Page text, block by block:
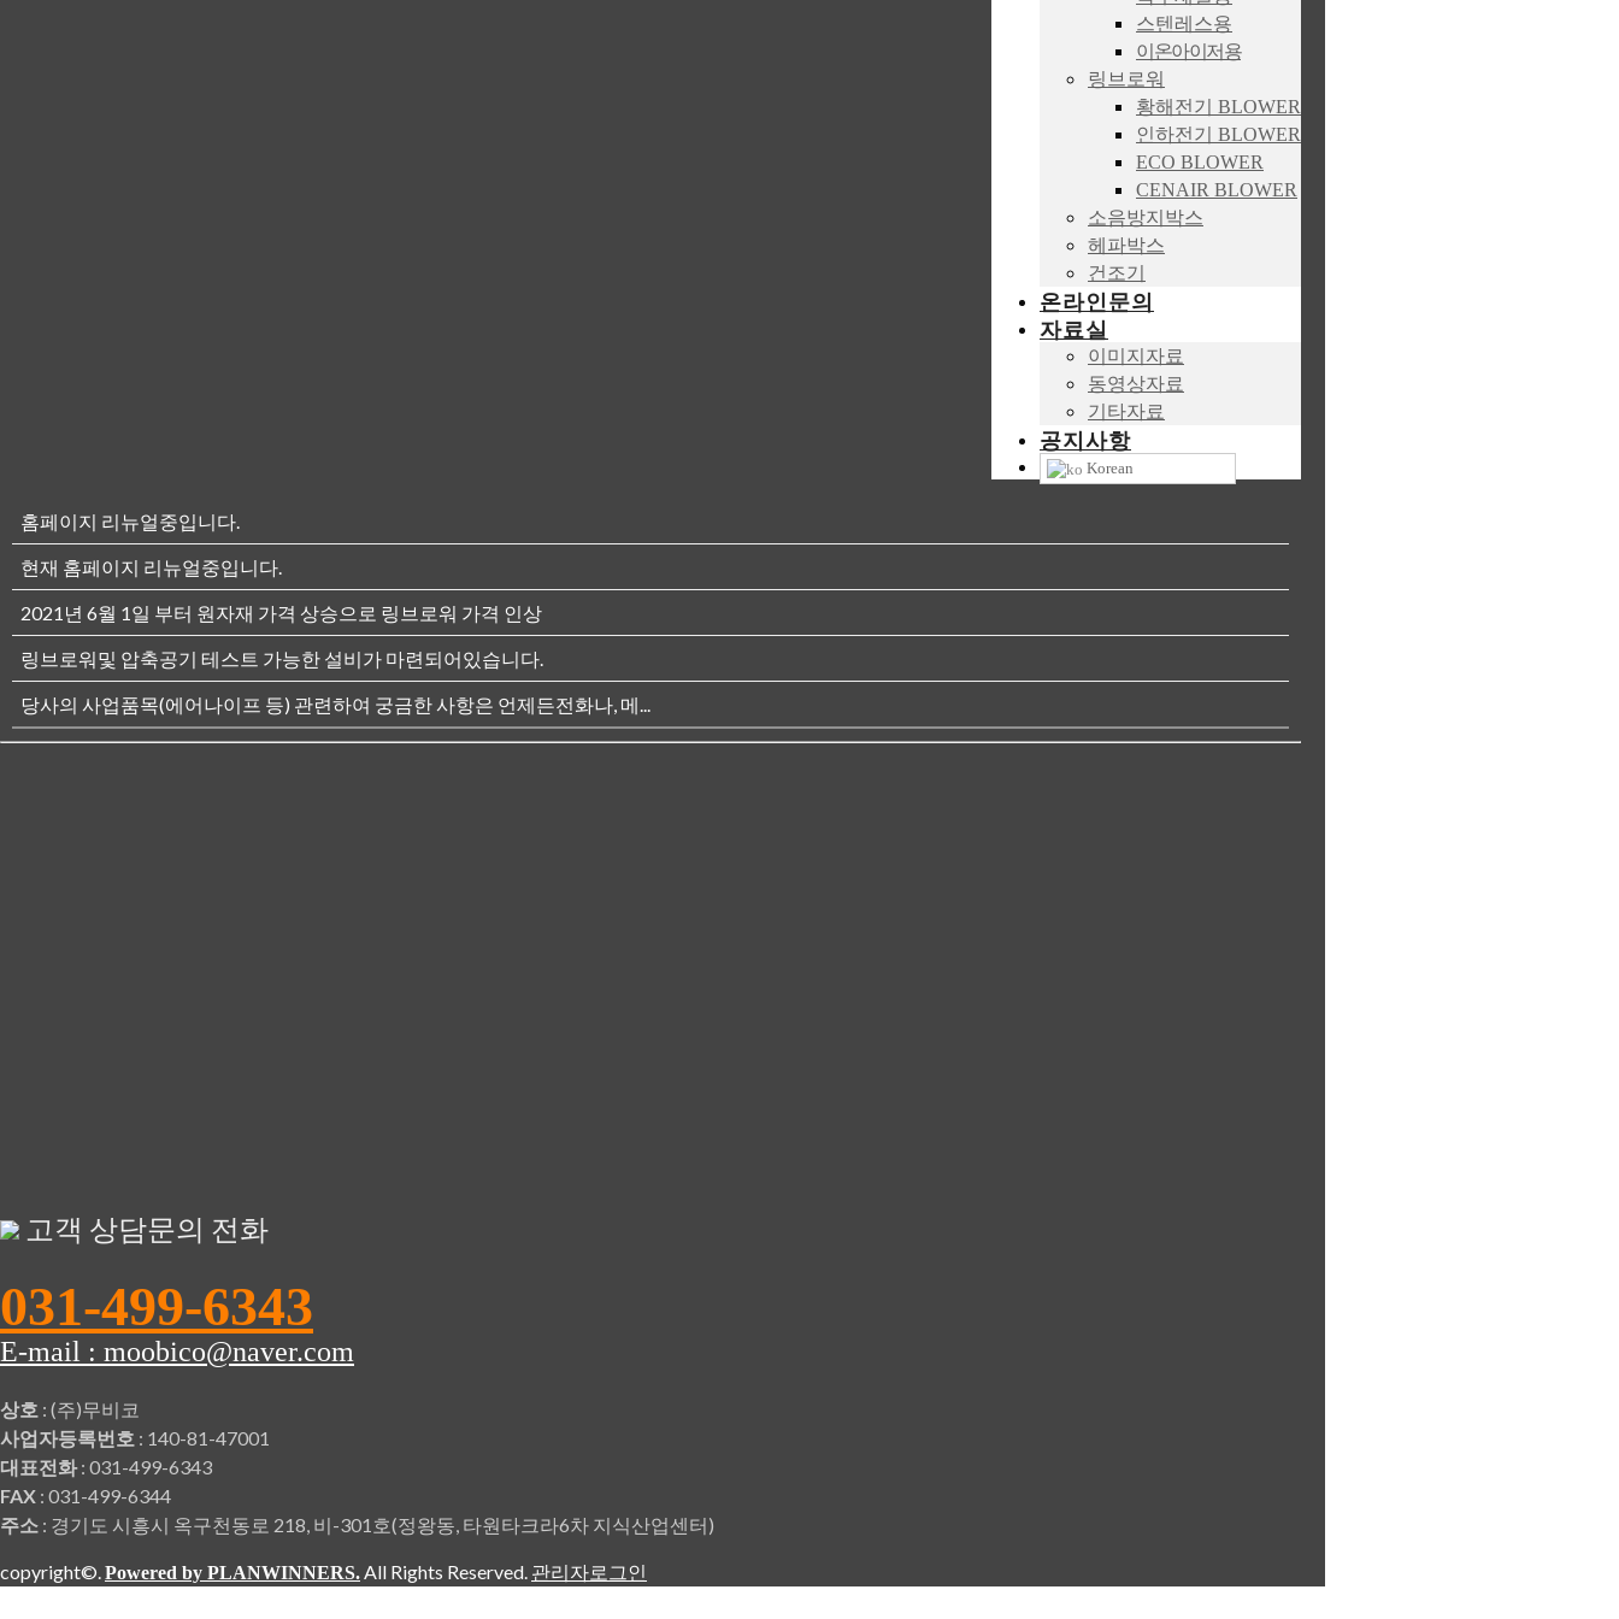
스텐레스용
이온아이저용
링브로워
황해전기 BLOWER
인하전기 BLOWER
ECO BLOWER
CENAIR BLOWER
소음방지박스
헤파박스
건조기
온라인문의
자료실
이미지자료
동영상자료
기타자료
공지사항
Korean
홈페이지 리뉴얼중입니다.
현재 홈페이지 리뉴얼중입니다.
2021년 6월 1일 부터 원자재 가격 상승으로 링브로워 가격 인상
링브로워및 압축공기 테스트 가능한 설비가 마련되어있습니다.
당사의 사업품목(에어나이프 등) 관련하여 궁금한 사항은 언제든전화나, 메...
고객 상담문의 전화
031-499-6343
E-mail : moobico@naver.com
상호 : (주)무비코
사업자등록번호 : 140-81-47001
대표전화: 031-499-6343
FAX : 031-499-6344
주소 : 경기도 시흥시 옥구천동로 218, 비-301호(정왕동, 타원타크라6차 지식산업센터)
copyright©.Powered by PLANWINNERS.All Rights Reserved. 관리자로그인